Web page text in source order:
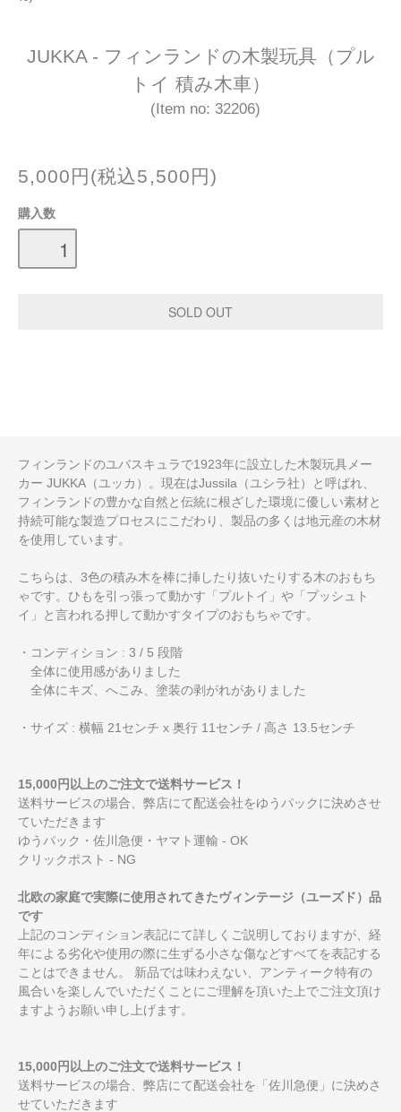
JUKKA - フィンランドの木製玩具（プル
トイ 積み木車）
(Item no: 32206)
5,000円(税込5,500円)
購入数
フィンランドのユバスキュラで1923年に設立した木製玩具メー
カー JUKKA（ユッカ）。現在はJussila（ユシラ社）と呼ばれ、
フィンランドの豊かな自然と伝統に根ざした環境に優しい素材と
持続可能な製造プロセスにこだわり、製品の多くは地元産の木材
を使用しています。
こちらは、3色の積み木を棒に挿したり抜いたりする木のおもち
ゃです。ひもを引っ張って動かす「プルトイ」や「プッシュト
イ」と言われる押して動かすタイプのおもちゃです。
・コンディション : 3 / 5 段階
全体に使用感がありました
全体にキズ、へこみ、塗装の剥がれがありました
・サイズ : 横幅 21センチ x 奥行 11センチ / 高さ 13.5センチ
15,000円以上のご注文で送料サービス！
送料サービスの場合、弊店にて配送会社をゆうパックに決めさせ
ていただきます
ゆうパック・佐川急便・ヤマト運輸 - OK
クリックポスト - NG
北欧の家庭で実際に使用されてきたヴィンテージ（ユーズド）品
です
上記のコンディション表記にて詳しくご説明しておりますが、経
年による劣化や使用の際に生ずる小さな傷などすべてを表記する
ことはできません。 新品では味わえない、アンティーク特有の
風合いを楽しんでいただくことにご理解を頂いた上でご注文頂け
ますようお願い申し上げます。
15,000円以上のご注文で送料サービス！
送料サービスの場合、弊店にて配送会社を「佐川急便」に決めさ
せていただきます